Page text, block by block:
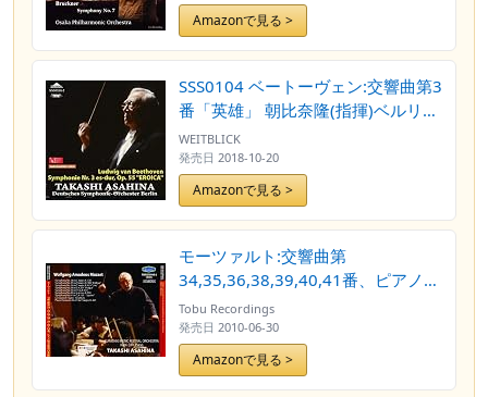
Amazonで見る >
SSS0104 ベートーヴェン:交響曲第3
番「英雄」 朝比奈隆(指揮)ベルリ
ン・ドイツ交響楽団
WEITBLICK
発売日 2018-10-20
Amazonで見る >
モーツァルト:交響曲第
34,35,36,38,39,40,41番、ピアノ協
奏曲第21番 朝比奈隆指揮倉敷音楽
祭祝祭管
Tobu Recordings
発売日 2010-06-30
Amazonで見る >